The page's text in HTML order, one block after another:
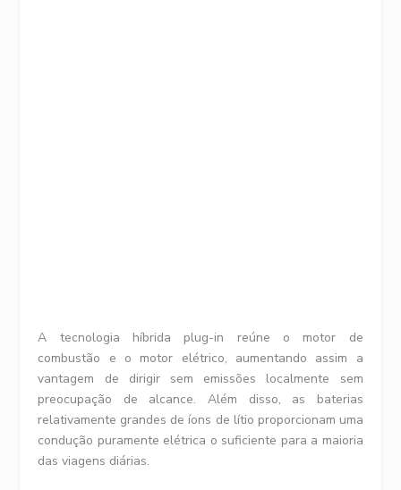
A tecnologia híbrida plug-in reúne o motor de
combustão e o motor elétrico, aumentando assim a
vantagem de dirigir sem emissões localmente sem
preocupação de alcance. Além disso, as baterias
relativamente grandes de íons de lítio proporcionam uma
condução puramente elétrica o suficiente para a maioria
das viagens diárias.